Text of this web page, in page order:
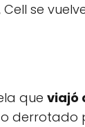
se
que viajó
derrotado